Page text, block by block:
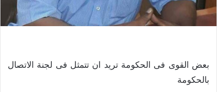
بعض القوى فى الحكومة تريد ان تتمثل فى لجنة الاتصال
بالحكومة